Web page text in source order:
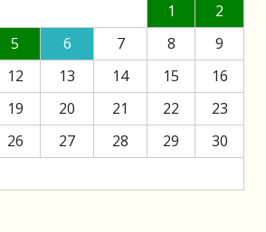
1
2
5 6 7 8
9
12 13 14 15
16
19 20 21 22
23
26 27 28 29
30